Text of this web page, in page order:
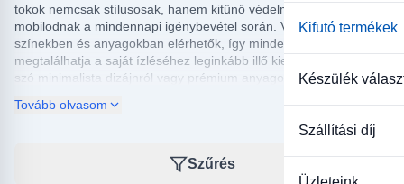
Kifutó termékek
Készülék
Szállítási díj
tokok nemcsak stílusosak, hanem kitűnő védelmet is nyújtanak
mobilodnak a mindennapi igénybevétel során. Változatos
színekben és anyagokban elérhetők, így mindenki könnyedén
megtalálhatja a saját ízléséhez leginkább illő kiegészítőt. Legyen
szó minimalista dizájnról vagy prémium anyagokról, a megfelelő
megjelenését.
funkcionalitásról is. Sok modell extra tulajdonságokkal, mint
például beépített állvánnyal vagy kártyatartóval is rendelkezik,
Tovább olvasom
Szűrés